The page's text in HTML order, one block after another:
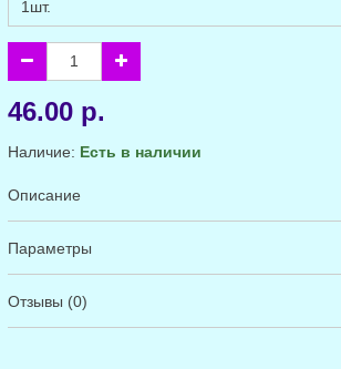
46.00 р.
Наличие: Есть в наличии
Описание
Параметры
Отзывы (0)